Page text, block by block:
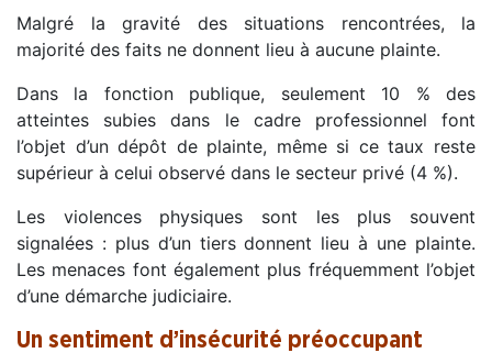
Malgré la gravité des situations rencontrées, la
majorité des faits ne donnent lieu à aucune plainte.
Dans la fonction publique, seulement 10 % des
atteintes subies dans le cadre professionnel font
l’objet d’un dépôt de plainte, même si ce taux reste
supérieur à celui observé dans le secteur privé (4 %).
Les violences physiques sont les plus souvent
signalées : plus d’un tiers donnent lieu à une plainte.
Les menaces font également plus fréquemment l’objet
d’une démarche judiciaire.
Un sentiment d’insécurité préoccupant